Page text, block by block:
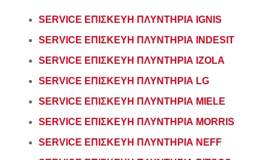
SERVICE ΕΠΙΣΚΕΥΗ ΠΛΥΝΤΗΡΙΑ IGNIS
SERVICE ΕΠΙΣΚΕΥΗ ΠΛΥΝΤΗΡΙΑ INDESIT
SERVICE ΕΠΙΣΚΕΥΗ ΠΛΥΝΤΗΡΙΑ IZOLA
SERVICE ΕΠΙΣΚΕΥΗ ΠΛΥΝΤΗΡΙΑ LG
SERVICE ΕΠΙΣΚΕΥΗ ΠΛΥΝΤΗΡΙΑ MIELE
SERVICE ΕΠΙΣΚΕΥΗ ΠΛΥΝΤΗΡΙΑ MORRIS
SERVICE ΕΠΙΣΚΕΥΗ ΠΛΥΝΤΗΡΙΑ NEFF